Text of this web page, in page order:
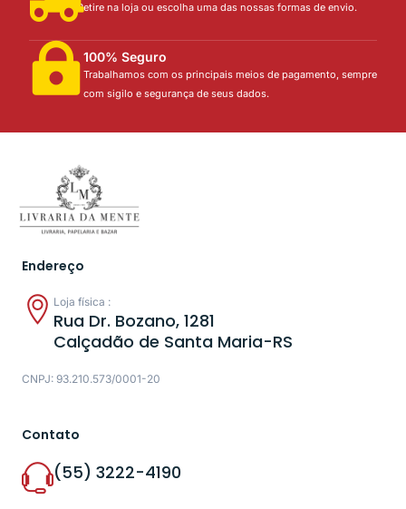
Retire na loja ou escolha uma das nossas formas de envio.
100% Seguro
Trabalhamos com os principais meios de pagamento, sempre
com sigilo e segurança de seus dados.
Endereço
Loja física :
Rua Dr. Bozano, 1281
Calçadão de Santa Maria-RS
CNPJ: 93.210.573/0001-20
Contato
(55) 3222-4190